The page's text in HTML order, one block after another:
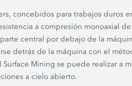
concebidos para trabajos duros
a compresión monoaxial
central por debajo de la
detrás de la máquina con el
Surface Mining se puede realizar
a cielo abierto.